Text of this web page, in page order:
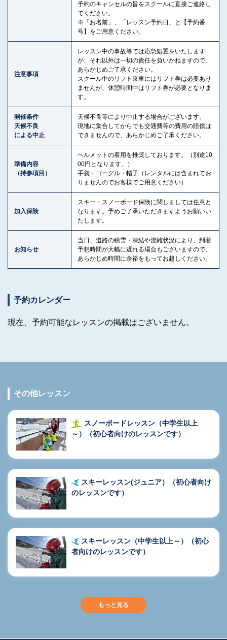
予約のキャンセルの旨をスクールに直接ご連絡し
てください。
※「お名前」、「レッスン予約日」と【予約番
号】をご用意ください。
注意事項
レッスン中の事故等では応急処置をいたします
が、それ以外は一切の責任を負いかねますので、
あらかじめご了承ください。
スクール中のリフト乗車にはリフト券は必要あり
ませんが、休憩時間中はリフト券が必要となりま
す。
開催条件
天候不良
による中止
天候不良等により中止する場合がございます。
現地に集合してからでも交通費等の費用の賠償は
できませんので、あらかじめご了承ください。
準備内容
（持参項目）
ヘルメットの着用を推奨しております。（別途10
00円となります。）
手袋・ゴーグル・帽子（レンタルには含まれてお
りませんのでお客様でご用意ください）
加入保険
スキー・スノーボード保険に関しましては任意と
なります。予めご了承いただきますようお願いい
たします。
お知らせ
当日、道路の積雪・凍結や混雑状況により、到着
予想時間が大幅に遅れる場合もございますので、
あらかじめ時間に余裕をもってお越しください。
予約カレンダー
現在、予約可能なレッスンの掲載はございません。
その他レッスン
～）（初心者向けのレッスンです）
のレッスンです）
者向けのレッスンです）
もっと見る